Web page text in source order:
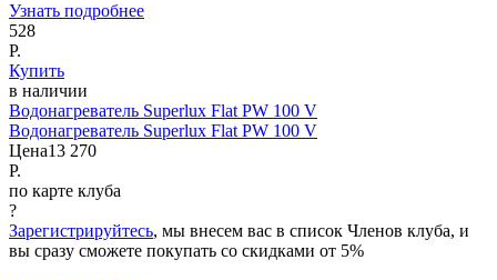
Узнать подробнее
528
Р.
Купить
в наличии
Водонагреватель Superlux Flat PW 100 V
Водонагреватель Superlux Flat PW 100 V
Цена13 270
Р.
по карте клуба
?
Зарегистрируйтесь, мы внесем вас в список Членов клуба, и
вы сразу сможете покупать со скидками от 5%